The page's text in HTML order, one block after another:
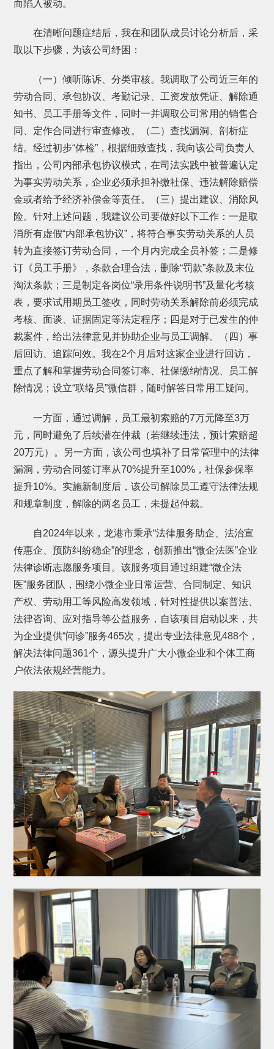
而陷入被动。
在清晰问题症结后，我在和团队成员讨论分析后，采
取以下步骤，为该公司纾困：
（一）倾听陈诉、分类审核。我调取了公司近三年的
劳动合同、承包协议、考勤记录、工资发放凭证、解除通
知书、员工手册等文件，同时一并调取公司常用的销售合
同、定作合同进行审查修改。（二）查找漏洞、剖析症
结。经过初步“体检”，根据细致查找，我向该公司负责人
指出，公司内部承包协议模式，在司法实践中被普遍认定
为事实劳动关系，企业必须承担补缴社保、违法解除赔偿
金或者给予经济补偿金等责任。（三）提出建议、消除风
险。针对上述问题，我建议公司要做好以下工作：一是取
消所有虚假“内部承包协议”，将符合事实劳动关系的人员
转为直接签订劳动合同，一个月内完成全员补签；二是修
订《员工手册》，条款合理合法，删除“罚款”条款及末位
淘汰条款；三是制定各岗位“录用条件说明书”及量化考核
表，要求试用期员工签收，同时劳动关系解除前必须完成
考核、面谈、证据固定等法定程序；四是对于已发生的仲
裁案件，给出法律意见并协助企业与员工调解。（四）事
后回访、追踪问效。我在2个月后对这家企业进行回访，
重点了解和掌握劳动合同签订率、社保缴纳情况、员工解
除情况；设立“联络员”微信群，随时解答日常用工疑问。
一方面，通过调解，员工最初索赔的7万元降至3万
元，同时避免了后续潜在仲裁（若继续违法，预计索赔超
20万元）。另一方面，该公司也填补了日常管理中的法律
漏洞，劳动合同签订率从70%提升至100%，社保参保率
提升10%。实施新制度后，该公司解除员工遵守法律法规
和规章制度，解除的两名员工，未提起仲裁。
自2024年以来，龙港市秉承“法律服务助企、法治宣
传惠企、预防纠纷稳企”的理念，创新推出“微企法医”企业
法律诊断志愿服务项目。该服务项目通过组建“微企法
医”服务团队，围绕小微企业日常运营、合同制定、知识
产权、劳动用工等风险高发领域，针对性提供以案普法、
法律咨询、应对指导等公益服务，自该项目启动以来，共
为企业提供“问诊”服务465次，提出专业法律意见488个，
解决法律问题361个，源头提升广大小微企业和个体工商
户依法依规经营能力。